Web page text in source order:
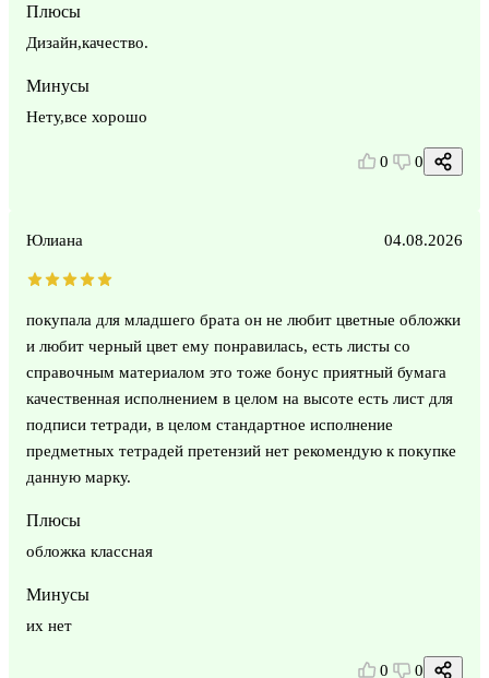
Плюсы
Дизайн,качество.
Минусы
Нету,все хорошо
0 0
Юлиана 04.08.2026
покупала для младшего брата он не любит цветные обложки
и любит черный цвет ему понравилась, есть листы со
справочным материалом это тоже бонус приятный бумага
качественная исполнением в целом на высоте есть лист для
подписи тетради, в целом стандартное исполнение
предметных тетрадей претензий нет рекомендую к покупке
данную марку.
Плюсы
обложка классная
Минусы
их нет
0 0